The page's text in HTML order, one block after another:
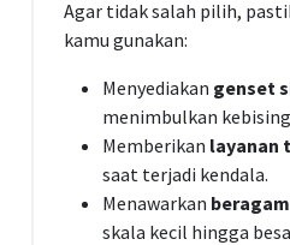
Agar tidak salah pilih,
kamu gunakan:
Menyediakan genset
menimbulkan
Memberikan layanan
saat terjadi kendala.
Menawarkan
skala kecil hingga